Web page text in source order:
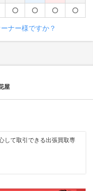
ナー様ですか？
屋
して取引できる出張買取専